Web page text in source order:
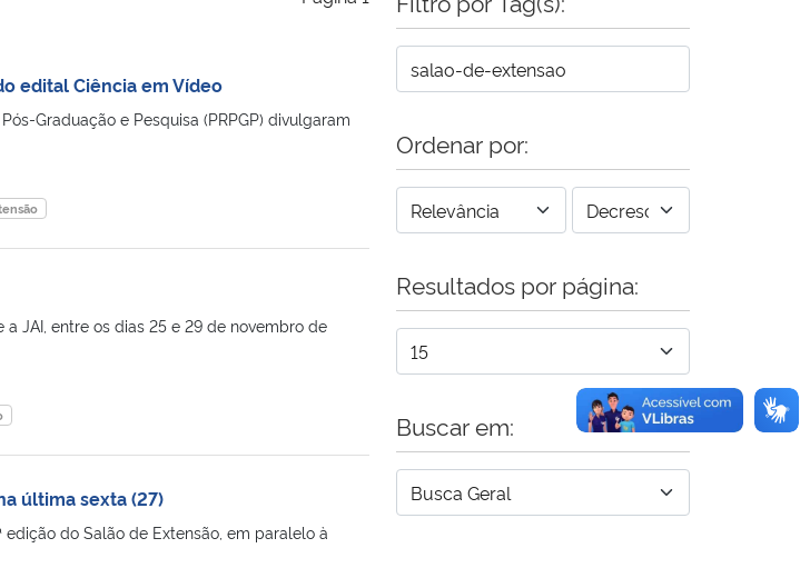
edital Ciência em Vídeo
Graduação e Pesquisa (PRPGP) divulgaram
JAI, entre os dias 25 e 29 de novembro de
última sexta (27)
do Salão de Extensão, em paralelo à
Ordenar por:
Resultados por página:
Buscar em: